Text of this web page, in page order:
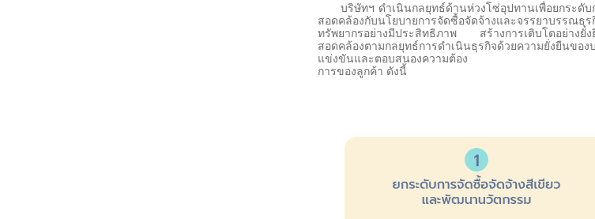
บริษัทฯ ดำเนินกลยุทธ์ด้านห่วงโซ่อุปทานเพื่อยกระดับ
สอดคล้องกับนโยบายการจัดซื้อจัดจ้างและจรรยาบรร
ทรัพยากรอย่างมีประสิทธิภาพ สร้างการเติบโตอย่าง
สอดคล้องตามกลยุทธ์การดำเนินธุรกิจด้วยความยั่งยืนข
แข่งขันและตอบสนองความต้อง
การของลูกค้า ดังนี้